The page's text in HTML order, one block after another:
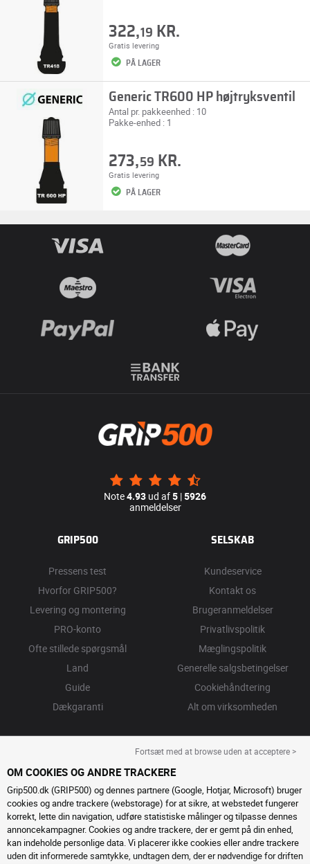
322,19 KR.
Gratis levering
PÅ LAGER
Generic TR600 HP højtryksventil
Antal pr. pakkeenhed : 10
Pakke-enhed : 1
273,59 KR.
Gratis levering
PÅ LAGER
Note4.93 ud af5 |5926
anmeldelser
GRIP500
Pressens test
Hvorfor GRIP500?
Levering og montering
PRO-konto
Ofte stillede spørgsmål
Land
Guide
Dækgaranti
SELSKAB
Kundeservice
Kontakt os
Brugeranmeldelser
Privatlivspolitik
Mæglingspolitik
Generelle salgsbetingelser
Cookiehåndtering
Alt om virksomheden
Fortsæt med at browse uden at acceptere >
OM COOKIES OG ANDRE TRACKERE
Grip500.dk (GRIP500) og dennes partnere (Google, Hotjar, Microsoft) bruger
cookies og andre trackere (webstorage) for at sikre, at webstedet fungerer
korrekt, lette din navigation, udføre statistiske målinger og tilpasse dennes
annoncekampagner. Cookies og andre trackere, der er gemt på din enhed,
kan indeholde personlige data. Vi placerer ikke cookies eller andre trackere
uden dit informerede samtykke, undtagen dem, der er nødvendige for driften